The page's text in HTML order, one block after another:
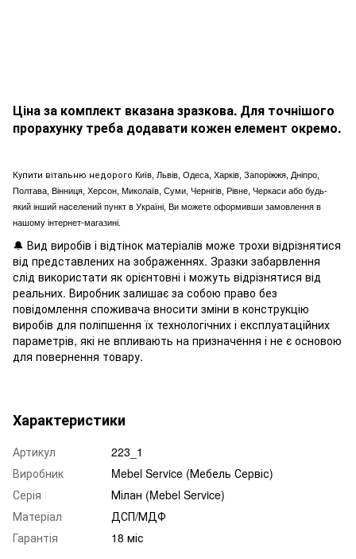
Ціна за комплект вказана зразкова. Для точнішого
прорахунку треба додавати кожен елемент окремо.
Купити вітальню недорого Київ, Львів, Одеса, Харків, Запоріжжя, Дніпро,
Полтава, Вінниця, Херсон, Миколаїв, Суми, Чернігів, Рівне, Черкаси або будь-
який інший населений пункт в Україні, Ви можете оформивши замовлення в
нашому інтернет-магазині.
🔔 Вид виробів і відтінок матеріалів може трохи відрізнятися
від представлених на зображеннях. Зразки забарвлення
слід використати як орієнтовні і можуть відрізнятися від
реальних. Виробник залишає за собою право без
повідомлення споживача вносити зміни в конструкцію
виробів для поліпшення їх технологічних і експлуатаційних
параметрів, які не впливають на призначення і не є основою
для повернення товару.
Характеристики
Артикул
223_1
Виробник
Mebel Service (Мебель Сервіс)
Серія
Мілан (Mebel Service)
Матеріал
ДСП/МДФ
Гарантія
18 міс